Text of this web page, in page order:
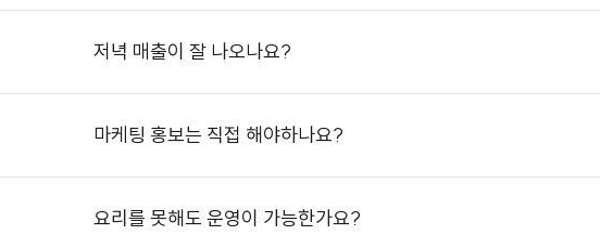
저녁 매출이 잘 나오나요?
마케팅 홍보는 직접 해야하나요?
요리를 못해도 운영이 가능한가요?